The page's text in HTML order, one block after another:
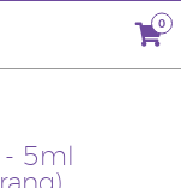
0
5ml